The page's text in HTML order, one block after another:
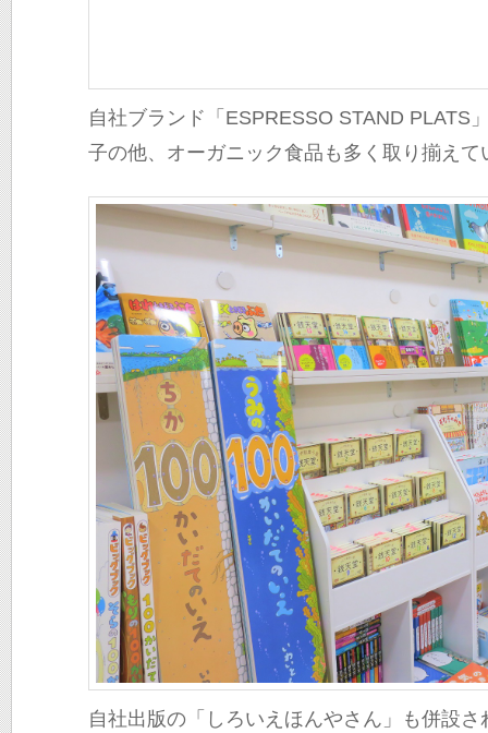
自社ブランド「ESPRESSO STAND PLATS
子の他、オーガニック食品も多く取り揃えて
自社出版の「しろいえほんやさん」も併設